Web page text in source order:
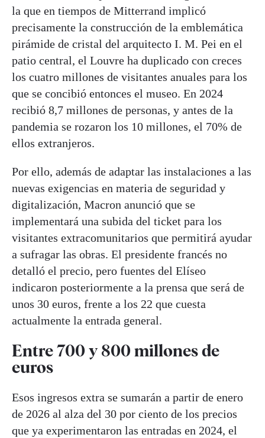
la que en tiempos de Mitterrand implicó
precisamente la construcción de la emblemática
pirámide de cristal del arquitecto I. M. Pei en el
patio central, el Louvre ha duplicado con creces
los cuatro millones de visitantes anuales para los
que se concibió entonces el museo. En 2024
recibió 8,7 millones de personas, y antes de la
pandemia se rozaron los 10 millones, el 70% de
ellos extranjeros.
Por ello, además de adaptar las instalaciones a las
nuevas exigencias en materia de seguridad y
digitalización, Macron anunció que se
implementará una subida del ticket para los
visitantes extracomunitarios que permitirá ayudar
a sufragar las obras. El presidente francés no
detalló el precio, pero fuentes del Elíseo
indicaron posteriormente a la prensa que será de
unos 30 euros, frente a los 22 que cuesta
actualmente la entrada general.
Entre 700 y 800 millones de
euros
Esos ingresos extra se sumarán a partir de enero
de 2026 al alza del 30 por ciento de los precios
que ya experimentaron las entradas en 2024, el